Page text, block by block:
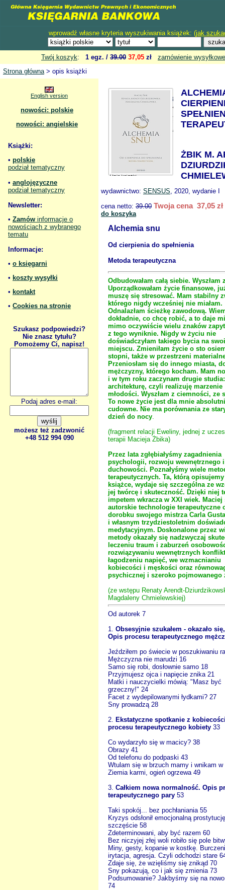
wprowadź własne kryteria wyszukiwania książek: (jak
Twój koszyk: 1 egz. / 39.00 37,05 zł
zamówienie
Strona główna> opis książki
English version
nowości: polskie
nowości: angielskie
Książki:
• polskie
podział tematyczny
• anglojęzyczne
podział tematyczny
Newsletter:
• Zamów informacje o
nowościach z wybranego
tematu
Informacje:
• o księgarni
• koszty wysyłki
• kontakt
• Cookies na stronie
Szukasz podpowiedzi?
Nie znasz tytułu?
Pomożemy Ci, napisz!
Podaj adres e-mail:
możesz też zadzwonić
+48 512 994 090
ŻBIK M.
wydawnictwo: SENSUS, 2020, wydanie I
cena netto: 39.00 Twoja cena 37,05 zł
do koszyka
Alchemia snu
Od cierpienia do spełnienia
Metoda terapeutyczna
Odbudowałam całą siebie. Wyszłam
Uporządkowałam życie finansowe,
muszę się stresować. Mam stabilny
którego nigdy wcześniej nie miałam.
Odnalazłam ścieżkę zawodową.
dokładnie, co chcę robić, a to daje
mimo oczywiście wielu znaków
z tego wyniknie. Nigdy w życiu nie
doświadczyłam takiego bycia na
miejscu. Zmieniłam życie o sto
stopni, także w przestrzeni
Przeniosłam się do innego miasta,
mężczyzny, którego kocham. Mam
i w tym roku zaczynam drugie studia:
architekturę, czyli realizuję marzenie
młodości. Wyszłam z ciemności, ze
To nowe życie jest dla mnie
cudowne. Nie ma porównania ze
dzień do nocy
(fragment relacji Eweliny, jednej z
terapii Macieja Żbika)
Przez lata zgłębiałyśmy zagadnienia
psychologii, rozwoju wewnętrznego i
duchowości. Poznałyśmy wiele
terapeutycznych. Ta, którą
książce, wydaje się szczególna ze
jej twórcę i skuteczność. Dzięki niej
impetem wkracza w XXI wiek. Maciej
autorskie technologie terapeutyczne
dorobku swojego mistrza Carla
i własnym trzydziestoletnim
medytacyjnym. Doskonalone przez
metody okazały się nadzwyczaj
leczeniu traum i zaburzeń
rozwiązywaniu wewnętrznych
łagodzeniu napięć, we wzmacnianiu
kobiecości i męskości oraz
psychicznej i szeroko pojmowanego
(ze wstępu Renaty Arendt-
Magdaleny Chmielewskiej)
Od autorek 7
1. Obsesyjnie szukałem - okazało
Opis procesu terapeutycznego
Jeździłem po świecie w poszukiwaniu
Mężczyzna nie marudzi 16
Samo się robi, dosłownie samo 18
Przyjmujesz ojca i napięcie znika 21
Matki i nauczycielki mówią: "Masz być
grzeczny!" 24
Facet z wydepilowanymi łydkami? 27
Sny prowadzą 28
2. Ekstatyczne spotkanie z
procesu terapeutycznego kobiety 33
Co wydarzyło się w macicy? 38
Obrazy 41
Od telefonu do podpaski 43
Wtulam się w brzuch mamy i wnikam w
Ziemia karmi, ogień ogrzewa 49
3. Całkiem nowa normalność. Opis
terapeutycznego pary 53
Taki spokój... bez pochłaniania 55
Kryzys odsłonił emocjonalną
szczęście 58
Zdeterminowani, aby być razem 60
Bez niczyjej złej woli robiło się pole
Miny, gesty, kopanie w kostkę.
irytacja, agresja. Czyli odchodzi stare
Zdaje się, że wzięliśmy się znikąd 70
Sny pokazują, co i jak się zmienia 73
Podsumowanie? Jakbyśmy się na
74